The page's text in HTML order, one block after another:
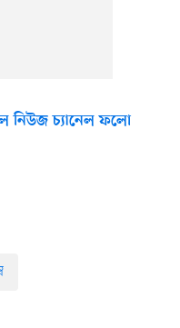
নিউজ চ্যানেল ফলো